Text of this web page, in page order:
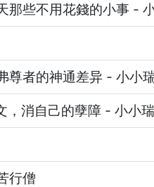
那些不用花錢的小事 -
尊者的神通差异 - 小小
，消自己的孽障 - 小小瑞
行僧